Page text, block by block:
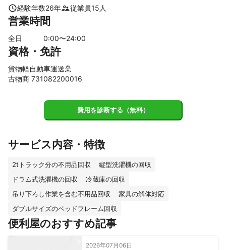
片付けのプロが手早く整理整頓します！
引っ越し作業と同時に要らなくなった家電や本などを不用品買取
します。
がります。
いろんなところで見積もりをした後で弊社にお問い合わせいただ
リサイクル、出張買取
企業様やお店、個人の家庭などで不用となったお品物を回収でき
てお金になります。
これまでの実績
お客様の声
●小さい子供がいるので持ち込みが難しく、出張買取をお願いし
ましたが、出張費も必要なく気軽に依頼ができて良かったです。
（主婦35歳）
経験年数26年 従業員15 人
営業時間
全日 0:00〜24:00
資格・免許
貨物軽自動車運送業
古物商 731082200016
費用を診断する（無料）
サービス内容・特徴
2tトラック分の不用品回収
縦型洗濯機の回収
ドラム式洗濯機の回収
冷蔵庫の回収
吊り下ろし作業を含む不用品回収
家具の解体対応
ダブルサイズのベッドフレーム回収
便利屋のおすすめ記事
2026年07月06日